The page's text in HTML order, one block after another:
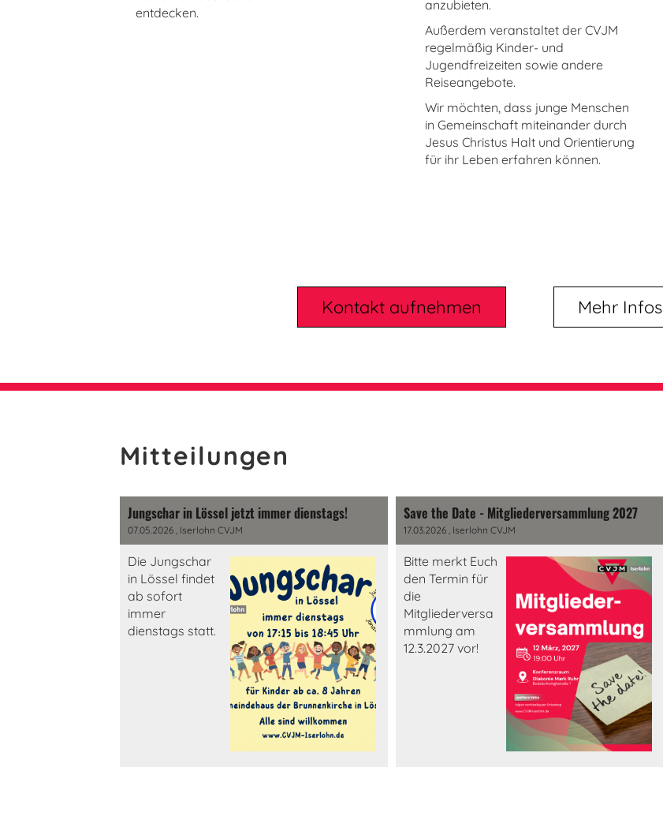
entdecken.
anzubieten.
Außerdem veranstaltet der CVJM
regelmäßig Kinder- und
Jugendfreizeiten sowie andere
Reiseangebote.
Wir möchten, dass junge Menschen
in Gemeinschaft miteinander durch
Jesus Christus Halt und Orientierung
für ihr Leben erfahren können.
Kontakt aufnehmen Mehr Infos
Mitteilungen
Jungschar in Lössel jetzt immer dienstags!
07.05.2026 , Iserlohn CVJM
Die Jungschar
in Lössel findet
ab sofort
immer
dienstags statt.
Save the Date - Mitgliederversammlung 2027
17.03.2026, Iserlohn CVJM
Bitte merkt Euch
den Termin für
die
Mitgliederversa
mmlung am
12.3.2027 vor!